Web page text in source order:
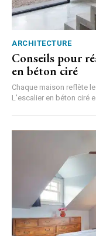
ARCHITECTURE
Conseils pour
en béton ciré
Chaque maison reflète
L'escalier en béton ciré